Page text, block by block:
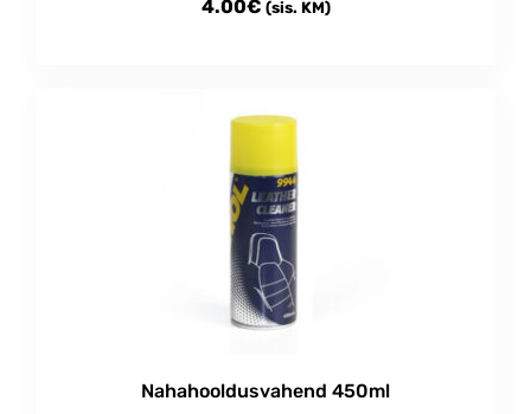
4.00€ (sis. KM)
Nahahooldusvahend 450ml